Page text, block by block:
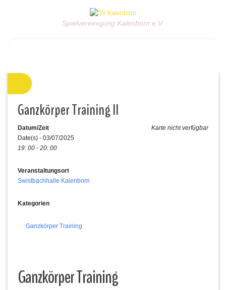
Spielvereinigung Kalenborn e.V.
Ganzkörper Training II
Karte nicht verfügbar
Datum/Zeit
Date(s) - 03/07/2025
19: 00 - 20: 00
Veranstaltungsort
Swistbachhalle Kalenborn
Kategorien
Ganzkörper Training
Ganzkörper Training